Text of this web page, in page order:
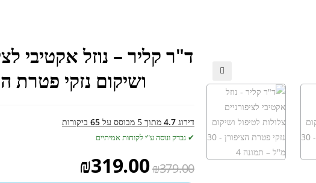
🔍
ד"ר קליר – נוזל אקטיבי
ושיקום נזקי פטרת
דירוג 4.7 מתוך 5 מבוסס על 65 ביקורות
✔ נבדק ונוסה ע"י לקוחות אמיתיים
₪379.00
₪319.00